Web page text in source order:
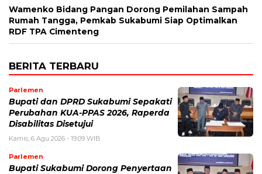
Wamenko Bidang Pangan Dorong Pemilahan Sampah
Rumah Tangga, Pemkab Sukabumi Siap Optimalkan
RDF TPA Cimenteng
BERITA TERBARU
Parlemen
Bupati dan DPRD Sukabumi Sepakati
Perubahan KUA-PPAS 2026, Raperda
Disabilitas Disetujui
Kamis, 6 Agu 2026 - 19:09 WIB
Parlemen
Bupati Sukabumi Dorong Penyertaan